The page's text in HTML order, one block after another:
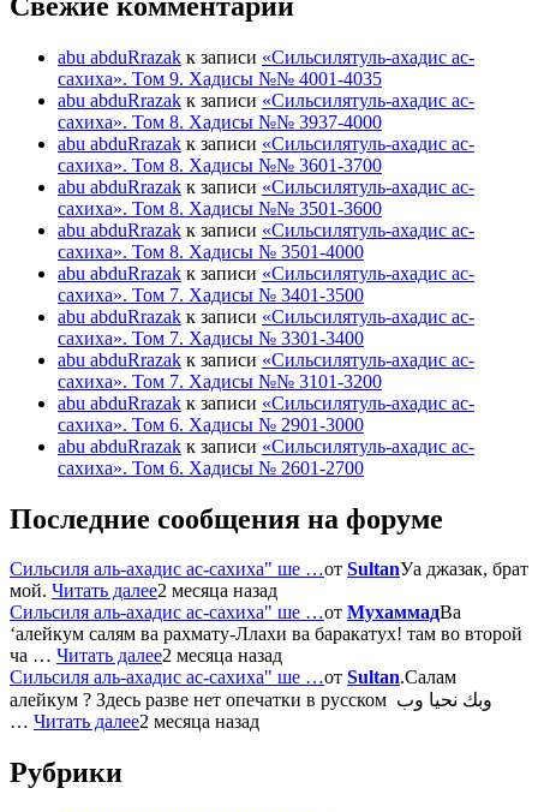
abu abduRrazak к записи «Сильсилятуль-ахадис ас-
сахиха». Том 9. Хадисы №№ 4001-4035
abu abduRrazak к записи «Сильсилятуль-ахадис ас-
сахиха». Том 8. Хадисы №№ 3937-4000
abu abduRrazak к записи «Сильсилятуль-ахадис ас-
сахиха». Том 8. Хадисы №№ 3601-3700
abu abduRrazak к записи «Сильсилятуль-ахадис ас-
сахиха». Том 8. Хадисы №№ 3501-3600
abu abduRrazak к записи «Сильсилятуль-ахадис ас-
сахиха». Том 8. Хадисы № 3501-4000
abu abduRrazak к записи «Сильсилятуль-ахадис ас-
сахиха». Том 7. Хадисы № 3401-3500
abu abduRrazak к записи «Сильсилятуль-ахадис ас-
сахиха». Том 7. Хадисы № 3301-3400
abu abduRrazak к записи «Сильсилятуль-ахадис ас-
сахиха». Том 7. Хадисы №№ 3101-3200
abu abduRrazak к записи «Сильсилятуль-ахадис ас-
сахиха». Том 6. Хадисы № 2901-3000
abu abduRrazak к записи «Сильсилятуль-ахадис ас-
сахиха». Том 6. Хадисы № 2601-2700
Последние сообщения на форуме
Сильсиля аль-ахадис ас-сахиха" ше …от SultanУа джазак, брат
мой. Читать далее2 месяца назад
Сильсиля аль-ахадис ас-сахиха" ше …от МухаммадВа
‘алейкум салям ва рахмату-Ллахи ва баракатух! там во второй
ча … Читать далее2 месяца назад
Сильсиля аль-ахадис ас-сахиха" ше …от Sultan.Салам
алейкум ? Здесь разве нет опечатки в русском وبك نحيا وب
… Читать далее2 месяца назад
Рубрики